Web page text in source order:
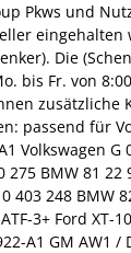
Pkws und
Die
bis Fr. von
für
Volkswagen
BMW 81
248
3+ Ford XT-
A1 GM